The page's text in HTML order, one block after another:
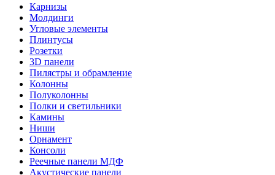
Карнизы
Молдинги
Угловые элементы
Плинтусы
Розетки
3D панели
Пилястры и обрамление
Колонны
Полуколонны
Полки и светильники
Камины
Ниши
Орнамент
Консоли
Реечные панели МДФ
Акустические панели